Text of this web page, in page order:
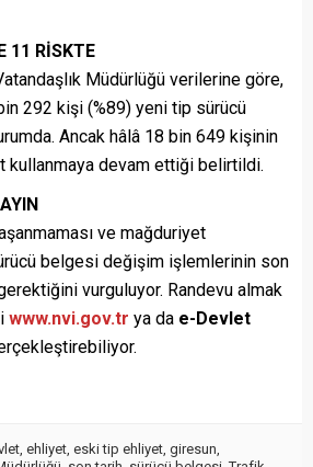
11 RİSKTE
Müdürlüğü verilerine göre,
292 kişi (%89) yeni tip sürücü
Ancak hâlâ 18 bin 649 kişinin
kullanmaya devam ettiği belirtildi.
ve mağduriyet
belgesi değişim işlemlerinin son
vurguluyor. Randevu almak
www.nvi.gov.tr ya da e-Devlet
, ehliyet, eski tip ehliyet, giresun,